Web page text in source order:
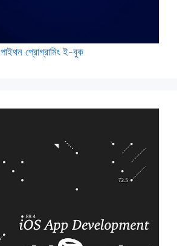
পাইথন প্রোগ্রামিং ই-বুক